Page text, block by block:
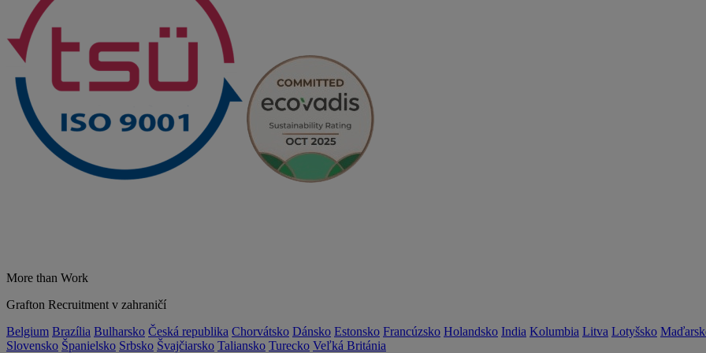
More than Work
Grafton Recruitment v zahraničí
Belgium Brazília Bulharsko Česká republika Chorvátsko Dánsko Estonsko Francúzsko Holandsko India Kolumbia Litva Lotyšsko
Slovensko Španielsko Srbsko Švajčiarsko Taliansko Turecko Veľká Británia